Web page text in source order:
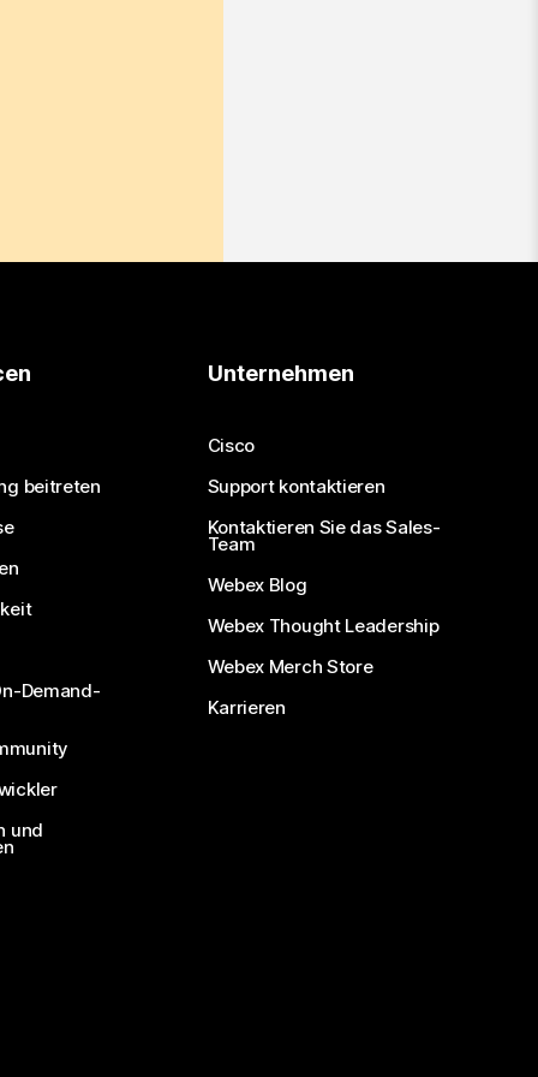
beitreten
Demand-
und
Unternehmen
Cisco
Support kontaktieren
Kontaktieren Sie das Sales-
Team
Webex Blog
Webex Thought Leadership
Webex Merch Store
Karrieren